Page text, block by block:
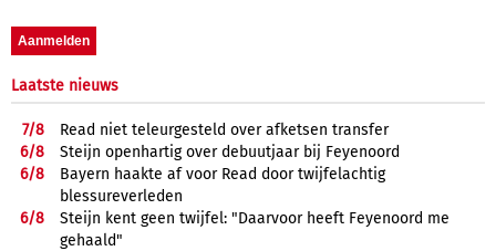
Laatste nieuws
7/8
Read niet teleurgesteld over afketsen transfer
6/8
Steijn openhartig over debuutjaar bij Feyenoord
6/8
Bayern haakte af voor Read door twijfelachtig
blessureverleden
6/8
Steijn kent geen twijfel: "Daarvoor heeft Feyenoord me
gehaald"